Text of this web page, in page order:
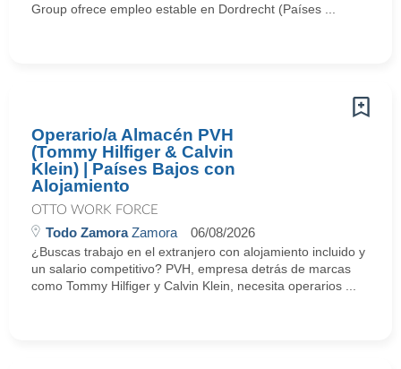
Group ofrece empleo estable en Dordrecht (Países ...
Operario/a Almacén PVH
(Tommy Hilfiger & Calvin
Klein) | Países Bajos con
Alojamiento
OTTO WORK FORCE
Todo ZamoraZamora 06/08/2026
¿Buscas trabajo en el extranjero con alojamiento incluido y
un salario competitivo? PVH, empresa detrás de marcas
como Tommy Hilfiger y Calvin Klein, necesita operarios ...